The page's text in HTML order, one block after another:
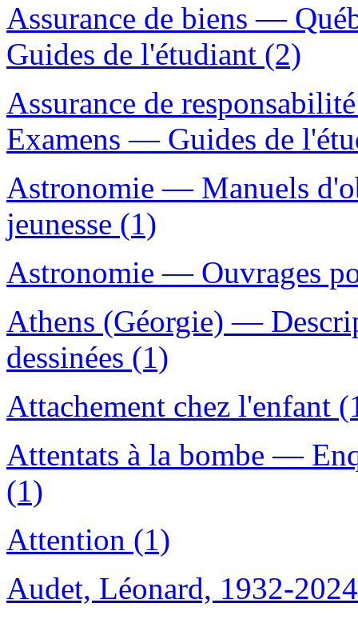
Assurance de biens —
Guides de l'étudiant (2)
Assurance de
Examens — Guides de
Astronomie — Manuels
jeunesse (1)
Astronomie — Ouvrages
Athens (Géorgie) —
dessinées (1)
Attachement chez l'enfant
Attentats à la bombe —
(1)
Attention (1)
Audet, Léonard, 1932-